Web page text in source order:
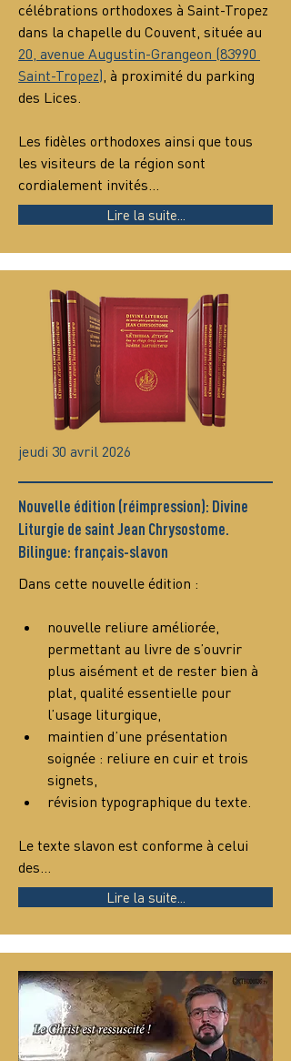
célébrations orthodoxes à Saint-Tropez
dans la chapelle du Couvent, située au
20, avenue Augustin-Grangeon (83990
Saint-Tropez), à proximité du parking
des Lices.
Les fidèles orthodoxes ainsi que tous
les visiteurs de la région sont
cordialement invités…
Lire la suite...
jeudi 30 avril 2026
Nouvelle édition (réimpression): Divine
Liturgie de saint Jean Chrysostome.
Bilingue: français-slavon
Dans cette nouvelle édition :
nouvelle reliure améliorée,
permettant au livre de s’ouvrir
plus aisément et de rester bien à
plat, qualité essentielle pour
l’usage liturgique,
maintien d’une présentation
soignée : reliure en cuir et trois
signets,
révision typographique du texte.
Le texte slavon est conforme à celui
des…
Lire la suite...